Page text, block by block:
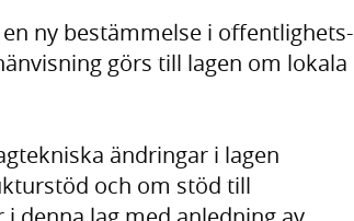
ny bestämmelse i offentlighets-
görs till lagen om lokala
ändringar i lagen
och om stöd till